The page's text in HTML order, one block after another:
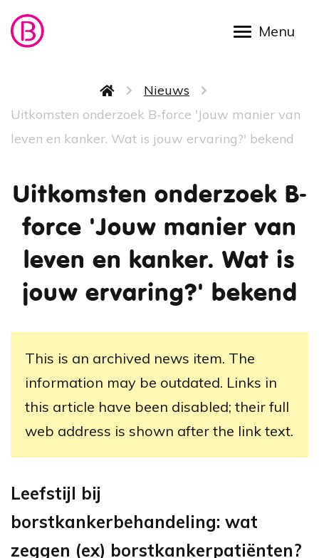
Overslaan en naar de inhoud gaan
Kruimelpad
Nieuws
Uitkomsten onderzoek B-force 'Jouw manier van
leven en kanker. Wat is jouw ervaring?' bekend
Uitkomsten onderzoek B-
force 'Jouw manier van
leven en kanker. Wat is
jouw ervaring?' bekend
This is an archived news item. The
information may be outdated. Links in
this article have been disabled; their full
web address is shown after the link text.
Leefstijl bij
borstkankerbehandeling: wat
zeggen (ex) borstkankerpatiënten?